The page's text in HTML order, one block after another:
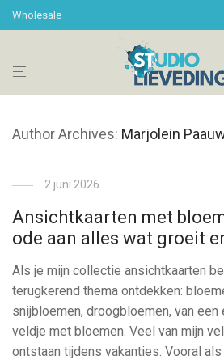
Wholesale
Author Archives: Marjolein
2 juni 2026
Ansichtkaarten met
ode aan alles wat groeit
Als je mijn collectie ansichtkaarten
terugkerend thema ontdekken:
snijbloemen, droogbloemen, van
veldje met bloemen. Veel van mijn
ontstaan tijdens vakanties. Vooral